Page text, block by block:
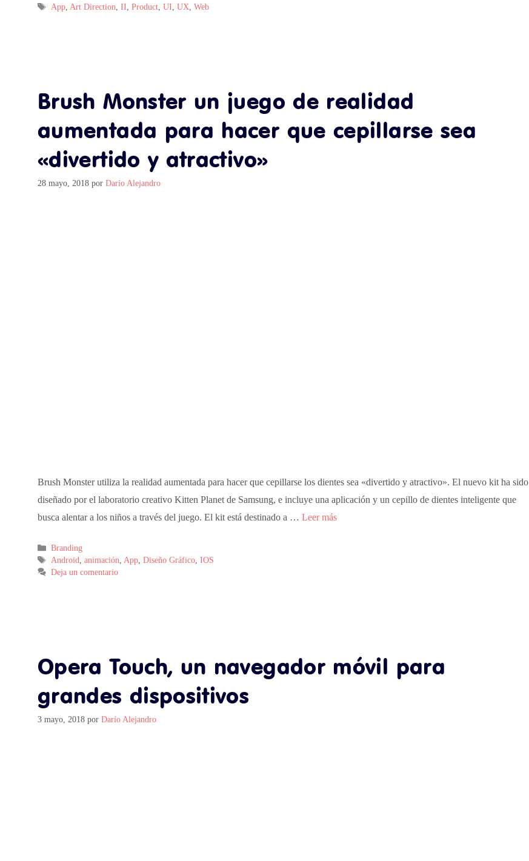
App, Art Direction II Product, UI UX Web
Brush Monster un juego de realidad
aumentada para hacer que cepillarse sea
«divertido y atractivo»
28 mayo, 2018 por Darío Alejandro
Brush Monster utiliza la realidad aumentada para hacer que cepillarse los dientes sea «divertido y atractivo». El nuevo kit ha sido
diseñado por el laboratorio creativo Kitten Planet de Samsung, e incluye una aplicación y un cepillo de dientes inteligente que
busca alentar a los niños a través del juego. El kit está destinado a … Leer más
Branding
Android
animación App, Diseño Gráfico, IOS
Deja un comentario
Opera Touch, un navegador móvil para
grandes dispositivos
3 mayo, 2018 por Darío Alejandro